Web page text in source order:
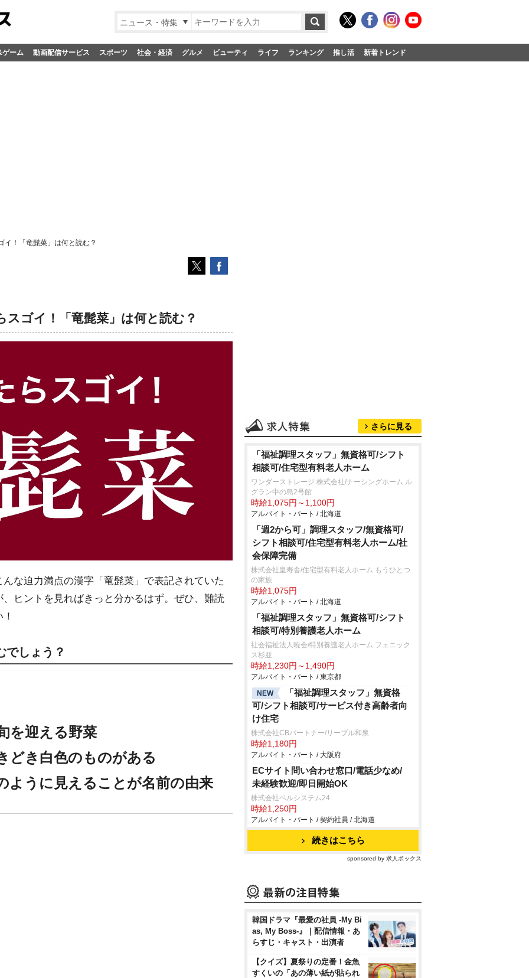
ニュース・特集
ゲーム 動画配信サービス スポーツ 社会・経済 グルメ ビューティ ライフ ランキング 推し活 新着トレンド
イ！「竜髭菜」は何と読む？
スゴイ！「竜髭菜」は何と読む？
な迫力満点の漢字「竜髭菜」で表記されていた
ヒントを見ればきっと分かるはず。ぜひ、難読
でしょう？
を迎える野菜
どき白色のものがある
ように見えることが名前の由来
さらに見る
「福祉調理スタッフ」無資格可/シフト
相談可/住宅型有料老人ホーム
ワンダーストレージ 株式会社/ナーシングホーム ル
グラン中の島2号館
時給1,075円～1,100円
アルバイト・パート / 北海道
「週2から可」調理スタッフ/無資格可/
シフト相談可/住宅型有料老人ホーム/社
会保障完備
株式会社皇寿舎/住宅型有料老人ホーム もうひとつ
の家族
時給1,075円
アルバイト・パート / 北海道
「福祉調理スタッフ」無資格可/シフト
相談可/特別養護老人ホーム
社会福祉法人暁会/特別養護老人ホーム フェニック
ス杉並
時給1,230円～1,490円
アルバイト・パート / 東京都
NEW
「福祉調理スタッフ」無資格
可/シフト相談可/サービス付き高齢者向
け住宅
株式会社CBパートナー/リーブル和泉
時給1,180円
アルバイト・パート / 大阪府
ECサイト問い合わせ窓口/電話少なめ/
未経験歓迎/即日開始OK
株式会社ベルシステム24
時給1,250円
アルバイト・パート / 契約社員 / 北海道
続きはこちら
sponsored by 求人ボックス
韓国ドラマ『最愛の社員 -My Bi
as, My Boss-』｜配信情報・あ
らすじ・キャスト・出演者
【クイズ】夏祭りの定番！金魚
すくいの「あの薄い紙が貼られ